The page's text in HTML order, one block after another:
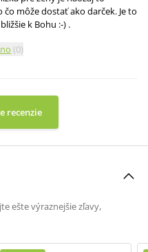
môže dostať ako darček. Je to
k Bohu :-) .
(0)
recenzie
ešte výraznejšie zľavy,